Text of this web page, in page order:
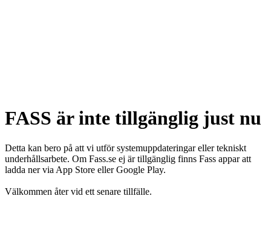
FASS är inte tillgänglig just nu
Detta kan bero på att vi utför systemuppdateringar eller tekniskt
underhållsarbete. Om Fass.se ej är tillgänglig finns Fass appar att
ladda ner via App Store eller Google Play.
Välkommen åter vid ett senare tillfälle.